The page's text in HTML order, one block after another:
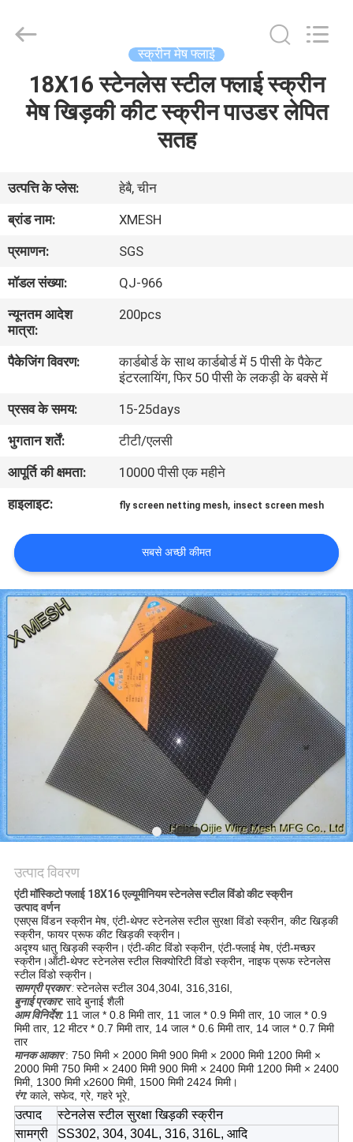
हमारे
बारे
में
कारखाना
भ्रमण
गुणवत्ता
नियंत्रण
संपर्क
करें
एक
उद्धरण
का
अनुरोध
करें
साइटमैप
PRIVACY
POLICY
MFG
Reserved.
स्क्रीन मेष फ्लाई
18X16 स्टेनलेस स्टील फ्लाई स्क्रीन
मेष खिड़की कीट स्क्रीन पाउडर लेपित
सतह
उत्पत्ति के प्लेस:
हेबै, चीन
ब्रांड नाम:
XMESH
प्रमाणन:
SGS
मॉडल संख्या:
QJ-966
न्यूनतम आदेश
मात्रा:
200pcs
पैकेजिंग विवरण:
कार्डबोर्ड के साथ कार्डबोर्ड में 5 पीसी के पैकेट
इंटरलायिंग, फिर 50 पीसी के लकड़ी के बक्से में
प्रसव के समय:
15-25days
भुगतान शर्तें:
टीटी/एलसी
आपूर्ति की क्षमता:
10000 पीसी एक महीने
हाइलाइट:
fly screen netting mesh, insect screen mesh
सबसे अच्छी कीमत
उत्पाद विवरण
एंटी मॉस्किटो फ्लाई 18X16 एल्यूमीनियम स्टेनलेस स्टील विंडो कीट स्क्रीन
उत्पाद वर्णन
एसएस विंडन स्क्रीन मेष, एंटी-थेफ्ट स्टेनलेस स्टील सुरक्षा विंडो स्क्रीन, कीट खिड़की
स्क्रीन, फायर प्रूफ कीट खिड़की स्क्रीन।
अदृश्य धातु खिड़की स्क्रीन। एंटी-कीट विंडो स्क्रीन, एंटी-फ्लाई मेष, एंटी-मच्छर
स्क्रीन।ऑंटी-थेफ्ट स्टेनलेस स्टील सिक्योरिटी विंडो स्क्रीन, नाइफ प्रूफ स्टेनलेस
स्टील विंडो स्क्रीन।
सामग्री प्रकार:स्टेनलेस स्टील 304,304l, 316,316l,
बुनाई प्रकार:सादे बुनाई शैली
आम विनिर्देश: 11 जाल * 0.8 मिमी तार, 11 जाल * 0.9 मिमी तार, 10 जाल * 0.9
मिमी तार, 12 मीटर * 0.7 मिमी तार, 14 जाल * 0.6 मिमी तार, 14 जाल * 0.7 मिमी
तार
मानक आकार: 750 मिमी × 2000 मिमी 900 मिमी × 2000 मिमी 1200 मिमी ×
2000 मिमी 750 मिमी × 2400 मिमी 900 मिमी × 2400 मिमी 1200 मिमी × 2400
मिमी, 1300 मिमी x2600 मिमी, 1500 मिमी 2424 मिमी।
रंग:काले, सफेद, ग्रे, गहरे भूरे,
उत्पाद
स्टेनलेस स्टील सुरक्षा खिड़की स्क्रीन
सामग्री
SS302, 304, 304L, 316, 316L, आदि